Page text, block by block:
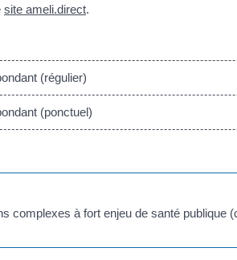
site ameli.direct.
(régulier)
(ponctuel)
complexes à fort enjeu de santé publique